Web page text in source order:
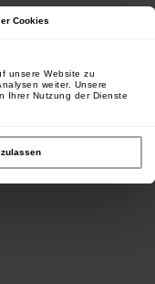
Cookies
unsere Website zu
weiter. Unsere
Ihrer Nutzung der Dienste